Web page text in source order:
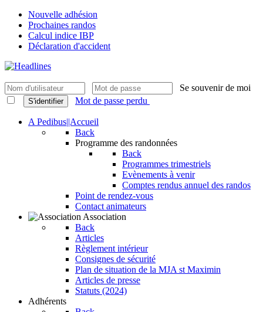
Nouvelle adhésion
Prochaines randos
Calcul indice IBP
Déclaration d'accident
Se souvenir de moi
S'identifier Mot de passe perdu
A Pedibus||Accueil
Back
Programme des randonnées
Back
Programmes trimestriels
Evènements à venir
Comptes rendus annuel des randos
Point de rendez-vous
Contact animateurs
Association
Back
Articles
Règlement intérieur
Consignes de sécurité
Plan de situation de la MJA st Maximin
Articles de presse
Statuts (2024)
Adhérents